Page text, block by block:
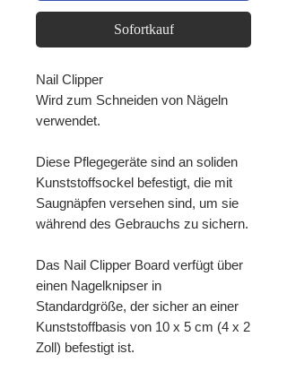
Sofortkauf
Nail Clipper
Wird zum Schneiden von Nägeln
verwendet.
Diese Pflegegeräte sind an soliden
Kunststoffsockel befestigt, die mit
Saugnäpfen versehen sind, um sie
während des Gebrauchs zu sichern.
Das Nail Clipper Board verfügt über
einen Nagelknipser in
Standardgröße, der sicher an einer
Kunststoffbasis von 10 x 5 cm (4 x 2
Zoll) befestigt ist.